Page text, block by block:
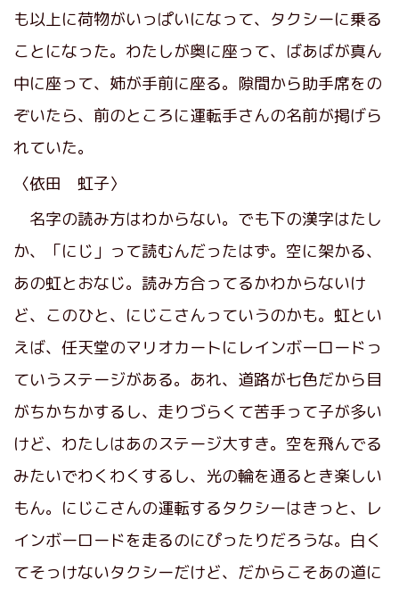
も以上に荷物がいっぱいになって、タクシーに乗る
ことになった。わたしが奥に座って、ばあばが真ん
中に座って、姉が手前に座る。隙間から助手席をの
ぞいたら、前のところに運転手さんの名前が掲げら
れていた。
〈依田 虹子〉
名字の読み方はわからない。でも下の漢字はたし
か、「にじ」って読むんだったはず。空に架かる、
あの虹とおなじ。読み方合ってるかわからないけ
ど、このひと、にじこさんっていうのかも。虹とい
えば、任天堂のマリオカートにレインボーロードっ
ていうステージがある。あれ、道路が七色だから目
がちかちかするし、走りづらくて苦手って子が多い
けど、わたしはあのステージ大すき。空を飛んでる
みたいでわくわくするし、光の輪を通るとき楽しい
もん。にじこさんの運転するタクシーはきっと、レ
インボーロードを走るのにぴったりだろうな。白く
てそっけないタクシーだけど、だからこそあの道に